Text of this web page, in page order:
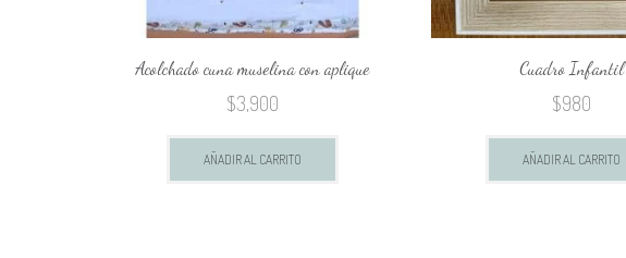
Acolchado cuna muselina con aplique
$3,900
AÑADIR AL CARRITO
Cuadro Infantil
$980
AÑADIR AL CARRITO